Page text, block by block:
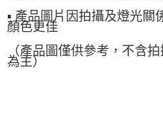
▪ 產品圖片因拍攝及燈光關
顏色更佳
（產品圖僅供參考，不含
為主）